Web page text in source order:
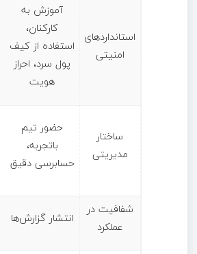
استانداردهای
امنیتی
آموزش به
کارکنان،
استفاده از کیف
پول سرد، احراز
هویت
ساختار
مدیریتی
حضور تیم
باتجربه،
حسابرسی دقیق
شفافیت در
عملکرد
انتشار گزارش‌ها